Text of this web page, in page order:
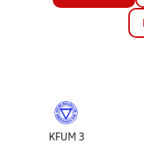
KFUM 3